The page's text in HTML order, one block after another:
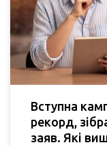
Вступна
рекорд,
заяв. Які